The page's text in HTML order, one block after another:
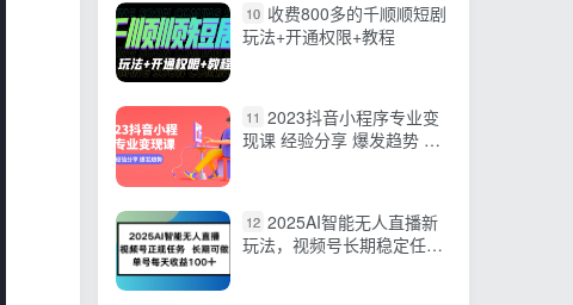
10 收费800多的千顺顺短剧
玩法+开通权限+教程
11 2023抖音小程序专业变
现课 经验分享 爆发趋势 变
12 2025AI智能无人直播新
玩法，视频号长期稳定任